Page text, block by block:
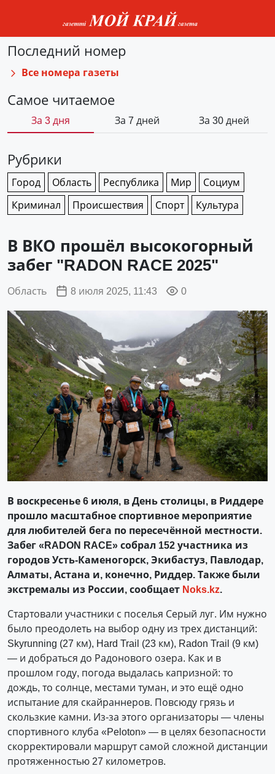
В ВКО прошёл высокогорный
забег "RADON RACE 2025"
Область 8 июля 2025, 11:43 0
В воскресенье 6 июля, в День столицы, в Риддере
прошло масштабное спортивное мероприятие
для любителей бега по пересечённой местности.
Забег «RADON RACE» собрал 152 участника из
городов Усть-Каменогорск, Экибастуз, Павлодар,
Алматы, Астана и, конечно, Риддер. Также были
экстремалы из России, сообщает Noks.kz.
Стартовали участники с поселья Серый луг. Им нужно
было преодолеть на выбор одну из трех дистанций:
Skyrunning (27 км), Hard Trail (23 км), Radon Trail (9 км)
— и добраться до Радонового озера. Как и в
прошлом году, погода выдалась капризной: то
дождь, то солнце, местами туман, и это ещё одно
испытание для скайраннеров. Повсюду грязь и
скользкие камни. Из-за этого организаторы — члены
спортивного клуба «Peloton» — в целях безопасности
скорректировали маршрут самой сложной дистанции
протяженностью 27 километров.
Последний номер
Все номера газеты
Самое читаемое
За 3 дня За 7 дней За 30 дней
Рубрики
Город Область Республика Мир
Социум
Криминал
Происшествия Спорт Культура